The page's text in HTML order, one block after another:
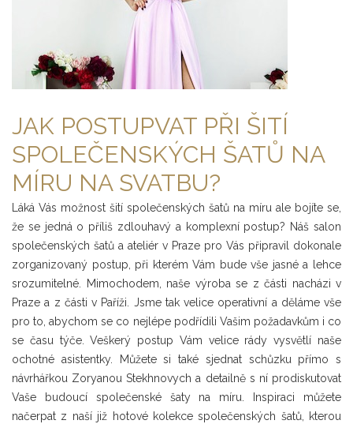
JAK POSTUPVAT PŘI ŠITÍ
SPOLEČENSKÝCH ŠATŮ NA
MÍRU NA SVATBU?
Láká Vás možnost šití společenských šatů na míru ale bojíte se,
že se jedná o příliš zdlouhavý a komplexní postup? Náš salon
společenských šatů a ateliér v Praze pro Vás připravil dokonale
zorganizovaný postup, při kterém Vám bude vše jasné a lehce
srozumitelné. Mimochodem, naše výroba se z části nacházi v
Praze a z části v Paříži. Jsme tak velice operativní a děláme vše
pro to, abychom se co nejlépe podřídili Vašim požadavkům i co
se času týče. Veškerý postup Vám velice rády vysvětlí naše
ochotné asistentky. Můžete si také sjednat schůzku přímo s
návrhářkou Zoryanou Stekhnovych a detailně s ní prodiskutovat
Vaše budoucí společenské šaty na míru. Inspiraci můžete
načerpat z naší již hotové kolekce společenských šatů, kterou